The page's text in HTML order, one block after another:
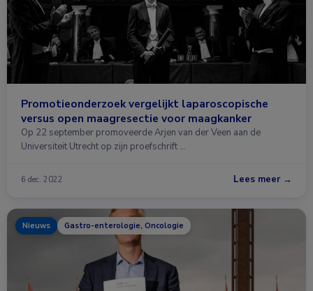
Promotieonderzoek vergelijkt laparoscopische
versus open maagresectie voor maagkanker
Op 22 september promoveerde Arjen van der Veen aan de
Universiteit Utrecht op zijn proefschrift …
6 dec. 2022 Lees meer →
Nieuws Gastro-enterologie, Oncologie